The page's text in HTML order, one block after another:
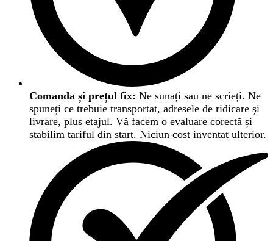
Comanda și prețul fix: Ne sunați sau ne scrieți. Ne
spuneți ce trebuie transportat, adresele de ridicare și
livrare, plus etajul. Vă facem o evaluare corectă și
stabilim tariful din start. Niciun cost inventat ulterior.